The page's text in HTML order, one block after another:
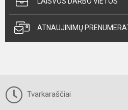
ATNAUJINIMŲ
Tvarkaraščiai